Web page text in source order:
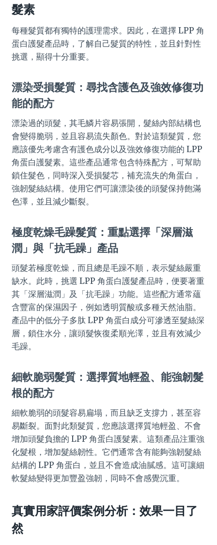
髮素
每種髮質都有獨特的護理需求。因此，在選擇 LPP 角
蛋白護髮產品時，了解自己髮質的特性，並且針對性
挑選，顯得十分重要。
漂染受損髮質：尋找含護色及強效修復功
能的配方
漂染過的頭髮，其毛鱗片容易張開，髮絲內部結構也
會變得脆弱，並且容易流失顏色。對於這類髮質，您
應該優先考慮含有護色成分以及強效修復功能的 LPP
角蛋白護髮素。這些產品通常包含特殊配方，可幫助
鎖住髮色，同時深入受損髮芯，補充流失的角蛋白，
強韌髮絲結構。使用它們可讓漂染後的頭髮保持飽滿
色澤，並且減少斷裂。
極度乾燥毛躁髮質：重點選擇「深層滋
潤」與「抗毛躁」產品
頭髮若極度乾燥，而且總是毛躁不順，表示髮絲嚴重
缺水。此時，挑選 LPP 角蛋白護髮產品時，便要著重
其「深層滋潤」及「抗毛躁」功能。這些配方通常蘊
含豐富的保濕因子，例如透明質酸或多種天然油脂。
產品中的低分子多肽 LPP 角蛋白成分可滲透至髮絲深
層，鎖住水分，讓頭髮恢復柔順光澤，並且有效減少
毛躁。
細軟脆弱髮質：選擇質地輕盈、能強韌髮
根的配方
細軟脆弱的頭髮容易扁塌，而且缺乏支撐力，甚至容
易斷裂。面對此類髮質，您應該選擇質地輕盈、不會
增加頭髮負擔的 LPP 角蛋白護髮素。這類產品注重強
化髮根，增加髮絲韌性。它們通常含有能夠強韌髮絲
結構的 LPP 角蛋白，並且不會造成油膩感。這可讓細
軟髮絲變得更加豐盈強韌，同時不會感覺沉重。
真實用家評價案例分析：效果一目了
然